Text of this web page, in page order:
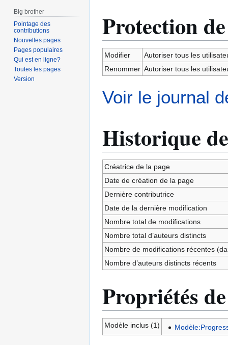
Protection
Modifier
Autoriser tous les
Renommer Autoriser tous les
Voir le journal
Historique
Créatrice de la page
Date de création de la page
Dernière contributrice
Date de la dernière modification
Nombre total de modifications
Nombre total d’auteurs distincts
Nombre de modifications récentes
Nombre d’auteurs distincts récents
Propriétés
Modèle inclus (1)
Big brother
Pointage des
contributions
Nouvelles pages
Pages populaires
Qui est en ligne?
Toutes les pages
Version